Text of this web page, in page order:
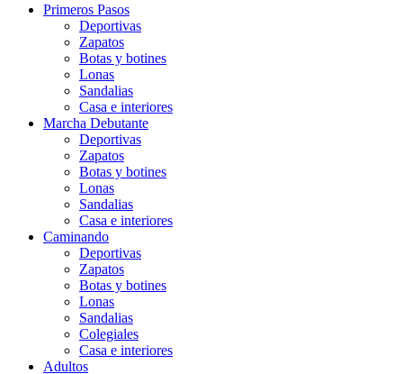
Primeros Pasos
Deportivas
Zapatos
Botas y botines
Lonas
Sandalias
Casa e interiores
Marcha Debutante
Deportivas
Zapatos
Botas y botines
Lonas
Sandalias
Casa e interiores
Caminando
Deportivas
Zapatos
Botas y botines
Lonas
Sandalias
Colegiales
Casa e interiores
Adultos